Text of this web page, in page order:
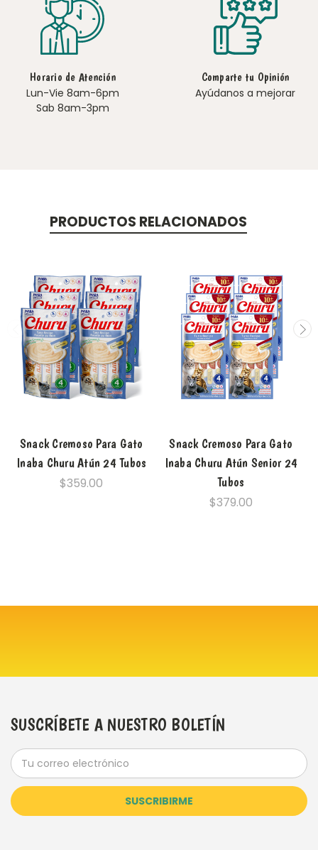
Horario de Atención
Lun-Vie 8am-6pm
Sab 8am-3pm
Comparte tu Opinión
Ayúdanos a mejorar
PRODUCTOS RELACIONADOS
Snack Cremoso Para Gato
Inaba Churu Atún 24 Tubos
$359.00
Snack Cremoso Para Gato
Inaba Churu Atún Senior 24
Tubos
$379.00
SUSCRÍBETE A NUESTRO BOLETÍN
Dirección
de
correo
electrónico